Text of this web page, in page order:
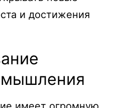
и достижения
мышления